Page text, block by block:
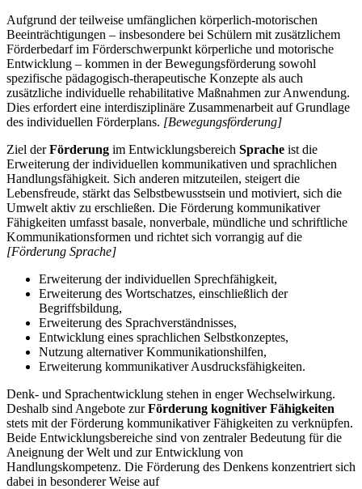
Aufgrund der teilweise umfänglichen körperlich-motorischen
Beeinträchtigungen – insbesondere bei Schülern mit zusätzlichem
Förderbedarf im Förderschwerpunkt körperliche und motorische
Entwicklung – kommen in der Bewegungsförderung sowohl
spezifische pädagogisch-therapeutische Konzepte als auch
zusätzliche individuelle rehabilitative Maßnahmen zur Anwendung.
Dies erfordert eine interdisziplinäre Zusammenarbeit auf Grundlage
des individuellen Förderplans. [Bewegungsförderung]
Ziel derFörderung im Entwicklungsbereich Sprache ist die
Erweiterung der individuellen kommunikativen und sprachlichen
Handlungsfähigkeit. Sich anderen mitzuteilen, steigert die
Lebensfreude, stärkt das Selbstbewusstsein und motiviert, sich die
Umwelt aktiv zu erschließen. Die Förderung kommunikativer
Fähigkeiten umfasst basale, nonverbale, mündliche und schriftliche
Kommunikationsformen und richtet sich vorrangig auf die
[Förderung Sprache]
Erweiterung der individuellen Sprechfähigkeit,
Erweiterung des Wortschatzes, einschließlich der
Begriffsbildung,
Erweiterung des Sprachverständnisses,
Entwicklung eines sprachlichen Selbstkonzeptes,
Nutzung alternativer Kommunikationshilfen,
Erweiterung kommunikativer Ausdrucksfähigkeiten.
Denk- und Sprachentwicklung stehen in enger Wechselwirkung.
Deshalb sind Angebote zurFörderung kognitiver Fähigkeiten
stets mit der Förderung kommunikativer Fähigkeiten zu verknüpfen.
Beide Entwicklungsbereiche sind von zentraler Bedeutung für die
Aneignung der Welt und zur Entwicklung von
Handlungskompetenz. Die Förderung des Denkens konzentriert sich
dabei in besonderer Weise auf